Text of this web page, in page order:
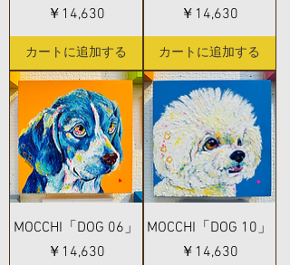
価格
￥14,630
カートに追加する
価格
￥14,630
カートに追加する
MOCCHI「DOG 06」
価格
￥14,630
MOCCHI「DOG 10」
価格
￥14,630